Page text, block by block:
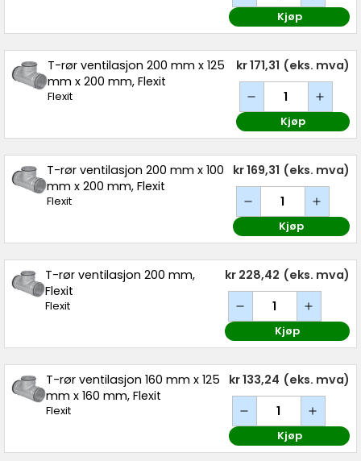
Kjøp
T-rør ventilasjon 200 mm x 125
mm x 200 mm, Flexit
Flexit
kr 171,31 (eks. mva)
Kjøp
T-rør ventilasjon 200 mm x 100
mm x 200 mm, Flexit
Flexit
kr 169,31 (eks. mva)
Kjøp
T-rør ventilasjon 200 mm,
Flexit
Flexit
kr 228,42 (eks. mva)
Kjøp
T-rør ventilasjon 160 mm x 125
mm x 160 mm, Flexit
Flexit
kr 133,24 (eks. mva)
Kjøp